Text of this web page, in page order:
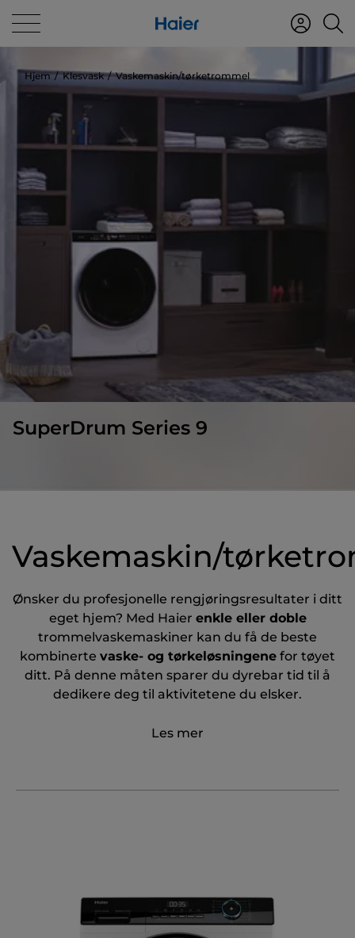
Hjem Klesvask Vaskemaskin/tørketrommel
SuperDrum Series 9
Vaskemaskin/
Ønsker du profesjonelle rengjøringsresultater i ditt
eget hjem? Med Haier enkle eller doble
trommelvaskemaskiner kan du få de beste
kombinerte vaske- og tørkeløsningene for tøyet
ditt. På denne måten sparer du dyrebar tid til å
dedikere deg til aktivitetene du elsker.
Les mer